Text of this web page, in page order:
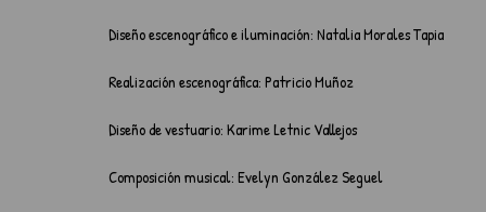
Diseño escenográfico e iluminación: Natalia Morales Tapia
Realización escenográfica: Patricio Muñoz
Diseño de vestuario: Karime Letnic Vallejos
Composición musical: Evelyn González Seguel